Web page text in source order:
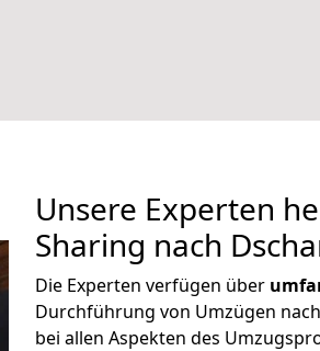
Unsere Experten
Sharing nach
Die Experten verfügen über
Durchführung von Umzügen
bei allen Aspekten des